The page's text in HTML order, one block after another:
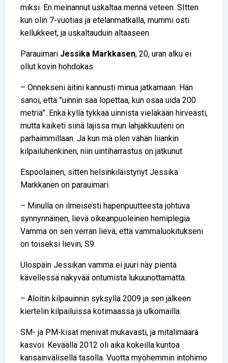
miksi. En meinannut uskaltaa mennä veteen. SItten
kun olin 7-vuotias ja etelänmatkalla, mummi osti
kellukkeet, ja uskaltauduin altaaseen.
Parauimari Jessika Markkasen, 20, uran alku ei
ollut kovin hohdokas.
– Onnekseni äitini kannusti minua jatkamaan. Hän
sanoi, että ”uinnin saa lopettaa, kun osaa uida 200
metriä”. Enkä kyllä tykkää uinnista vieläkään hirveästi,
mutta kaiketi siinä lajissa mun lahjakkuuteni on
parhaimmillaan. Ja kun mä olen vähän liiankin
kilpailuhenkinen, niin uintiharrastus on jatkunut.
Espoolainen, sitten helsinkiläistynyt Jessika
Markkanen on parauimari.
– Minulla on ilmeisesti hapenpuutteesta johtuva
synnynnäinen, lievä oikeanpuoleinen hemiplegia.
Vamma on sen verran lievä, että vammaluokitukseni
on toiseksi lievin, S9.
Ulospäin Jessikan vamma ei juuri näy pientä
kävellessä näkyvää ontumista lukuunottamatta.
– Aloitin kilpauinnin syksyllä 2009 ja sen jälkeen
kiertelin kilpailuissa kotimaassa ja ulkomailla.
SM- ja PM-kisat menivät mukavasti, ja mitalimäärä
kasvoi. Keväällä 2012 oli aika kokeilla kuntoa
kansainvälisellä tasolla. Vuotta myöhemmin intohimo